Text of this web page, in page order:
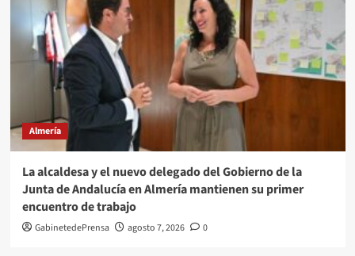
Almería
La alcaldesa y el nuevo delegado del Gobierno de la
Junta de Andalucía en Almería mantienen su primer
encuentro de trabajo
GabinetedePrensa agosto 7, 2026 0